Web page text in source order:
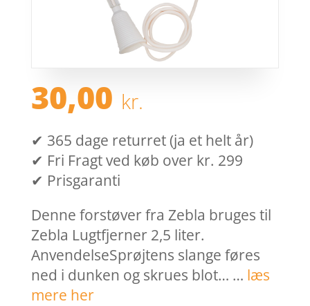
30,00 kr.
✔ 365 dage returret (ja et helt år)
✔ Fri Fragt ved køb over kr. 299
✔ Prisgaranti
Denne forstøver fra Zebla bruges til
Zebla Lugtfjerner 2,5 liter.
AnvendelseSprøjtens slange føres
ned i dunken og skrues blot… … læs
mere her